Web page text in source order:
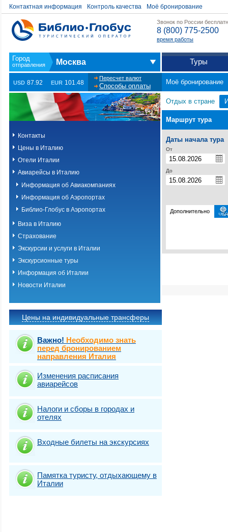
Контактная информация Контроль качества Моё бронирование
Звонок по России
8 (800) 775-2500
время работы
Москва Туры
USD 87.92 EUR 101.48
Пересчет валют
Способы оплаты
Моё бронирование
Контакты
Цены в Италию
Отели Италии
Авиарейсы в Италию
Информация об Авиакомпаниях
Информация об Аэропортах
Библио-Глобус в Аэропортах
Виза в Италию
Страхование
Экскурсии и услуги в Италии
Экскурсионные туры
Информация об Италии
Новости Италии
Цены на индивидуальные трансферы
Важно! Необходимо знать
перед бронированием
направления Италия
Изменения расписания
авиарейсов
Налоги и сборы в городах и
отелях
Входные билеты на экскурсиях
Памятка туристу, отдыхающему в
Италии
Отдых в стране
Маршрут тура
Даты начала тура
От
До
Дополнительно